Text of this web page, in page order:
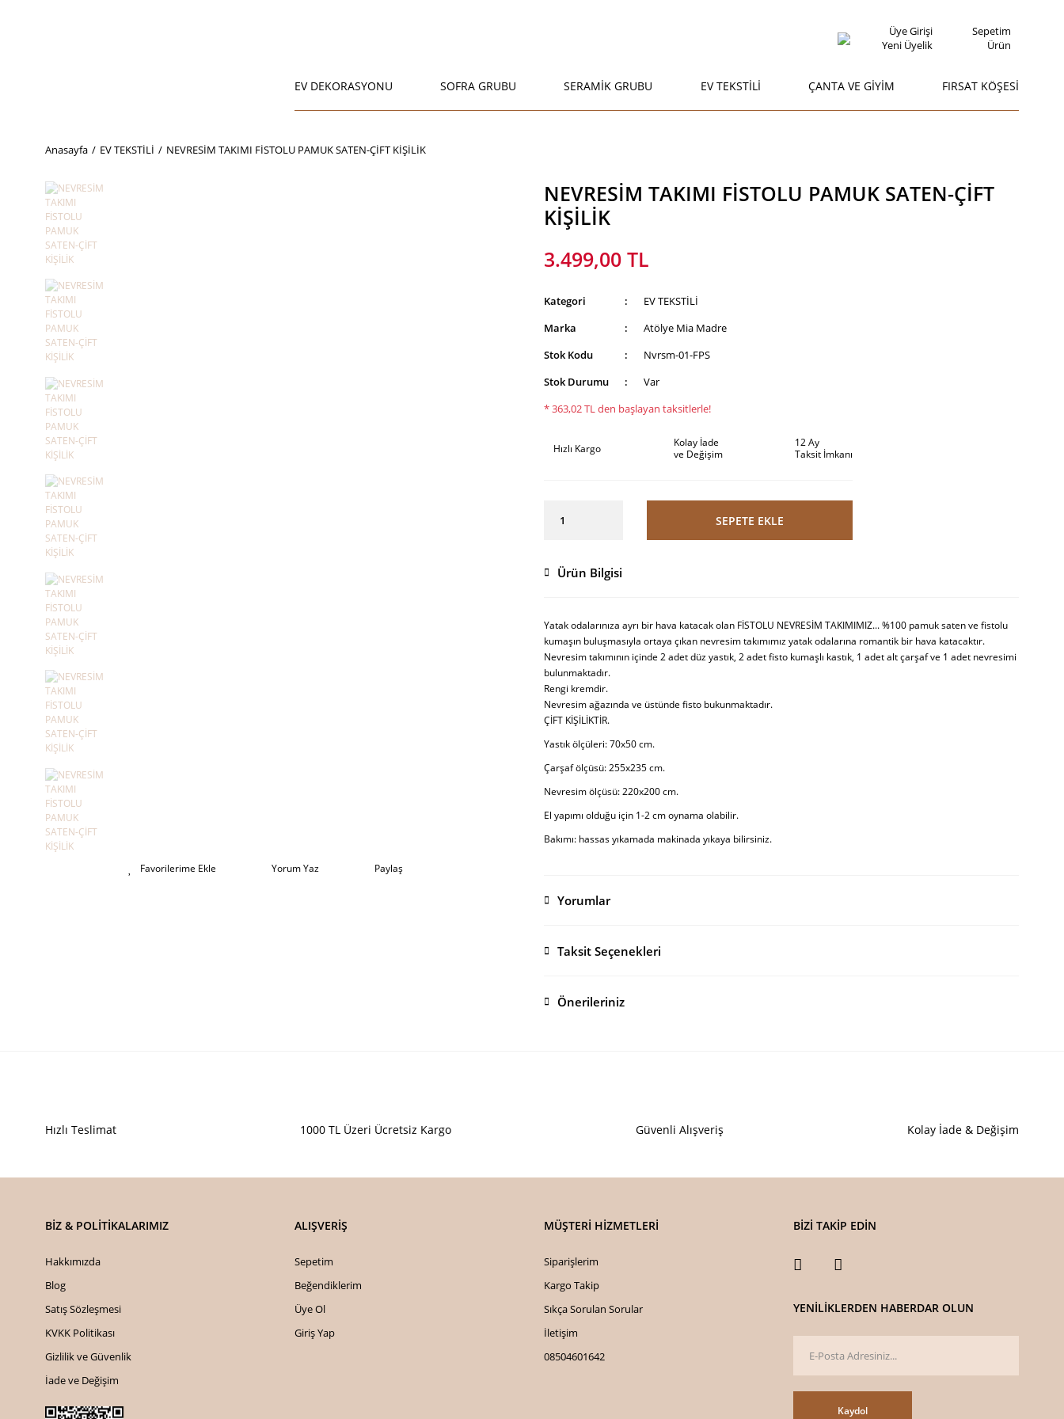
Üye Girişi
Yeni Üyelik
Sepetim
Ürün
EV DEKORASYONU SOFRA GRUBU SERAMİK GRUBU EV TEKSTİLİ ÇANTA VE GİYİM FIRSAT KÖŞESİ
Anasayfa EV TEKSTİLİ NEVRESİM TAKIMI FİSTOLU PAMUK SATEN-ÇİFT KİŞİLİK
Yorum Yaz Paylaş
NEVRESİM TAKIMI FİSTOLU PAMUK SATEN-ÇİFT
KİŞİLİK
3.499,00 TL
Kategori
EV TEKSTİLİ
Marka
Atölye Mia Madre
Stok Kodu
Nvrsm-01-FPS
Stok Durumu
Var
* 363,02 TL den başlayan taksitlerle!
Hızlı Kargo
Kolay İade
ve Değişim
12 Ay
Taksit İmkanı
SEPETE EKLE
Ürün Bilgisi
Yatak odalarınıza ayrı bir hava katacak olan FİSTOLU NEVRESİM TAKIMIMIZ... %100 pamuk saten ve fistolu
kumaşın buluşmasıyla ortaya çıkan nevresim takımımız yatak odalarına romantik bir hava katacaktır.
Nevresim takımının içinde 2 adet düz yastık, 2 adet fisto kumaşlı kastık, 1 adet alt çarşaf ve 1 adet nevresimi
bulunmaktadır.
Rengi kremdir.
Nevresim ağazında ve üstünde fisto bukunmaktadır.
ÇİFT KİŞİLİKTİR.
Yastık ölçüleri: 70x50 cm.
Çarşaf ölçüsü: 255x235 cm.
Nevresim ölçüsü: 220x200 cm.
El yapımı olduğu için 1-2 cm oynama olabilir.
Bakımı: hassas yıkamada makinada yıkaya bilirsiniz.
Yorumlar
Taksit Seçenekleri
Önerileriniz
Ürün açıklamasında eksik bilgiler bulunuyor.
Ürün fiyatı diğer sitelerden daha pahalı.
Gönder
Hızlı Teslimat 1000 TL Üzeri Ücretsiz Kargo Güvenli Alışveriş Kolay İade & Değişim
BİZ & POLİTİKALARIMIZ
Hakkımızda
Blog
Satış Sözleşmesi
KVKK Politikası
Gizlilik ve Güvenlik
İade ve Değişim
ALIŞVERİŞ
Sepetim
Beğendiklerim
Üye Ol
Giriş Yap
MÜŞTERİ HİZMETLERİ
Siparişlerim
Kargo Takip
Sıkça Sorulan Sorular
İletişim
08504601642
BİZİ TAKİP EDİN
YENİLİKLERDEN HABERDAR OLUN
Kaydol